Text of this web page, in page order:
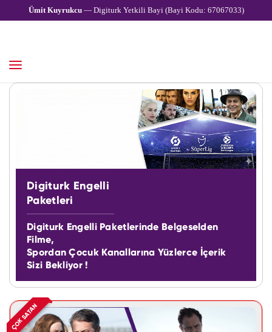
Ümit Kuyrukcu— Digiturk Yetkili Bayi (Bayi Kodu: 67067033)
Digiturk Engelli
Paketleri
Digiturk Engelli Paketlerinde Belgeselden
Filme,
Spordan Çocuk Kanallarına Yüzlerce İçerik
Sizi Bekliyor !
ÇOK SATAN